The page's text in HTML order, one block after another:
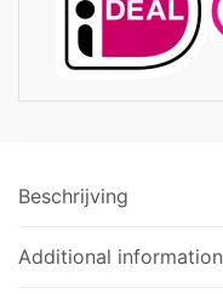
Beschrijving
Additional information